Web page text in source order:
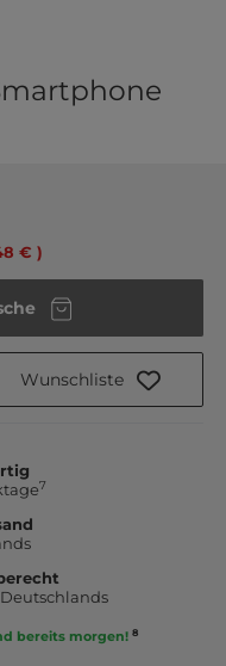
€ )
Wunschliste
7
bereits morgen! 8